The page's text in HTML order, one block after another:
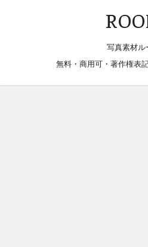
写真素材ル
無料・商用可・著作権表